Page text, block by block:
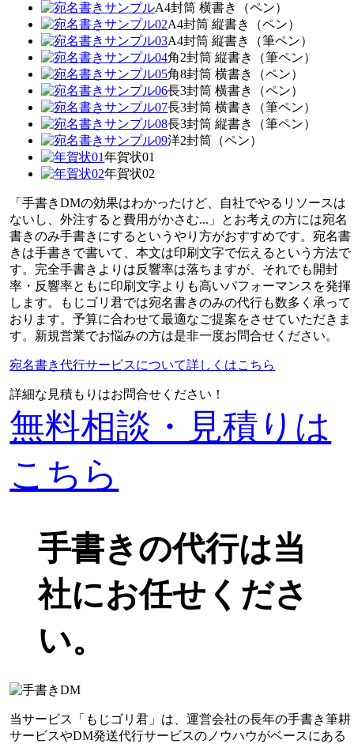
A4封筒 横書き（ペン）
A4封筒 縦書き（ペン）
A4封筒 縦書き（筆ペン）
角2封筒 縦書き（筆ペン）
角8封筒 横書き（ペン）
長3封筒 横書き（ペン）
長3封筒 横書き（筆ペン）
長3封筒 縦書き（筆ペン）
洋2封筒（ペン）
年賀状01
年賀状02
「手書きDMの効果はわかったけど、自社でやるリソースは
ないし、外注すると費用がかさむ...」とお考えの方には宛名
書きのみ手書きにするというやり方がおすすめです。宛名書
きは手書きで書いて、本文は印刷文字で伝えるという方法で
す。完全手書きよりは反響率は落ちますが、それでも開封
率・反響率ともに印刷文字よりも高いパフォーマンスを発揮
します。もじゴリ君では宛名書きのみの代行も数多く承って
おります。予算に合わせて最適なご提案をさせていただきま
す。新規営業でお悩みの方は是非一度お問合せください。
宛名書き代行サービスについて詳しくはこちら
詳細な見積もりはお問合せください！
無料相談・見積りは
こちら
手書きの代行は当
社にお任せくださ
い。
当サービス「もじゴリ君」は、運営会社の長年の手書き筆耕
サービスやDM発送代行サービスのノウハウがベースにある